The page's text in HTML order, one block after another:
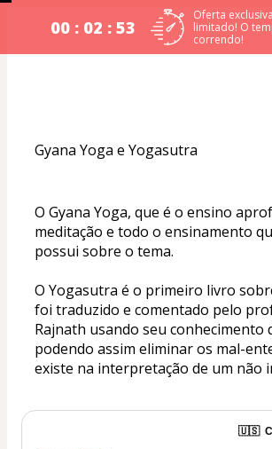
00 : 02 : 53
Oferta
limitado! O
correndo!
Gyana Yoga e Yogasutra
O Gyana Yoga, que é o ensino
meditação e todo o ensinamento
possui sobre o tema.
O Yogasutra é o primeiro livro
foi traduzido e comentado pelo
Rajnath usando seu conhecimento
podendo assim eliminar os mal-
existe na interpretação de um não
🇺🇸